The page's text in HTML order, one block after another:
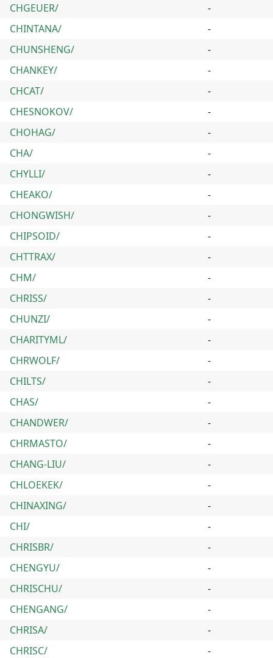
CHGEUER/
-
CHINTANA/
-
CHUNSHENG/
-
CHANKEY/
-
CHCAT/
-
CHESNOKOV/
-
CHOHAG/
-
CHA/
-
CHYLLI/
-
CHEAKO/
-
CHONGWISH/
-
CHIPSOID/
-
CHTTRAX/
-
CHM/
-
CHRISS/
-
CHUNZI/
-
CHARITYML/
-
CHRWOLF/
-
CHILTS/
-
CHAS/
-
CHANDWER/
-
CHRMASTO/
-
CHANG-LIU/
-
CHLOEKEK/
-
CHINAXING/
-
CHI/
-
CHRISBR/
-
CHENGYU/
-
CHRISCHU/
-
CHENGANG/
-
CHRISA/
-
CHRISC/
-